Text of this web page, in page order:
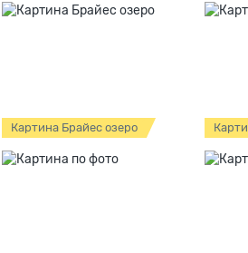
Картина Брайес озеро